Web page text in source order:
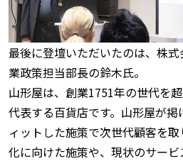
最後に登壇いただいたのは、株
業政策担当部長の鈴木氏。
山形屋は、創業1751年の世代を
代表する百貨店です。山形屋が
ィットした施策で次世代顧客を
化に向けた施策や、現状のサー